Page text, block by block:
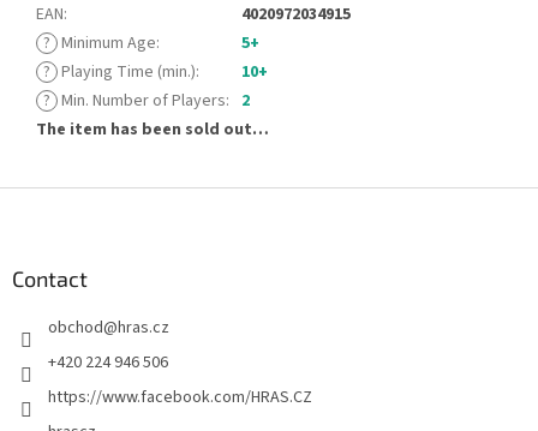
EAN:
4020972034915
? Minimum Age:
5+
? Playing Time (min.):
10+
? Min. Number of Players: 2
The item has been sold out…
Contact
obchod@hras.cz
+420 224 946 506
https://www.facebook.com/HRAS.CZ